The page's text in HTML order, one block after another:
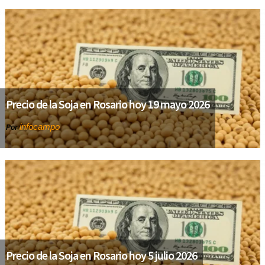
Precio de la Soja en Rosario hoy 19 mayo 2026
Porinfocampo
Precio de la Soja en Rosario hoy 5 julio 2026